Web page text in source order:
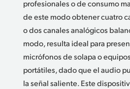
profesionales o de consumo
de este modo obtener cuatro
o dos canales analógicos
modo, resulta ideal para
micrófonos de solapa o
portátiles, dado que el audio
la señal saliente. Este